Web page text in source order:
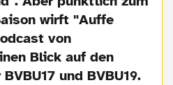
wirft "Auffe
von
Blick auf den
und BVBU19.